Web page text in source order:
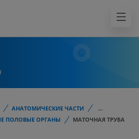
АНАТОМИЧЕСКИЕ ЧАСТИ
...
ПОЛОВЫЕ ОРГАНЫ
МАТОЧНАЯ ТРУБА